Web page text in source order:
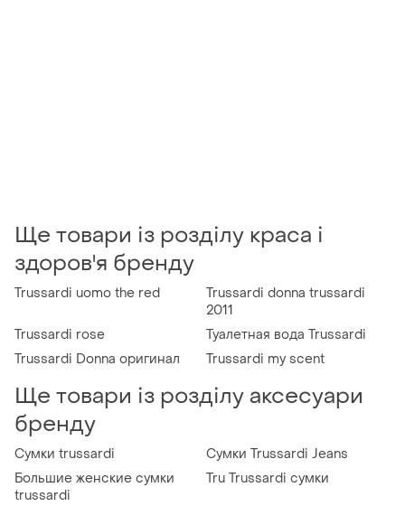
Ще товари із розділу краса і
здоров'я бренду
Trussardi uomo the red
Trussardi donna trussardi
2011
Trussardi rose
Туалетная вода Trussardi
Trussardi Donna оригинал
Trussardi my scent
Ще товари із розділу аксесуари
бренду
Сумки trussardi
Сумки Trussardi Jeans
Большие женские сумки
trussardi
Tru Trussardi сумки